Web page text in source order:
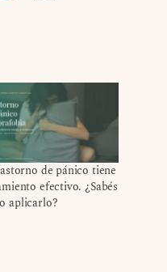
de pánico tiene
efectivo. ¿Sabés
aplicarlo?